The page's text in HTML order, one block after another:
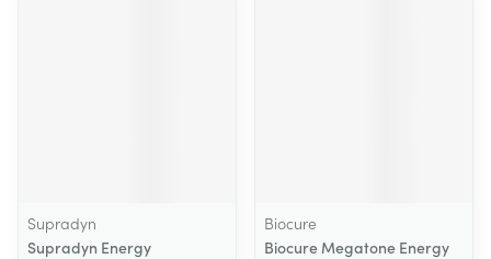
Supradyn
Supradyn Energy
Biocure
Biocure Megatone Energy